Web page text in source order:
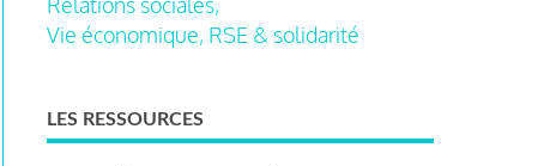
Vie économique, RSE & solidarité
LES RESSOURCES